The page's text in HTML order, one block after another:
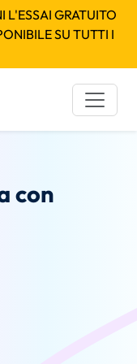
L'ESSAI GRATUITO
SU TUTTI I
con